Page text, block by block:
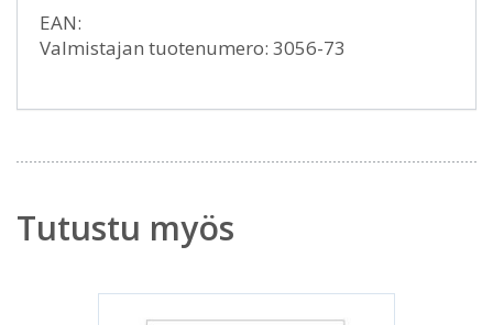
EAN:
Valmistajan tuotenumero: 3056-73
Tutustu myös